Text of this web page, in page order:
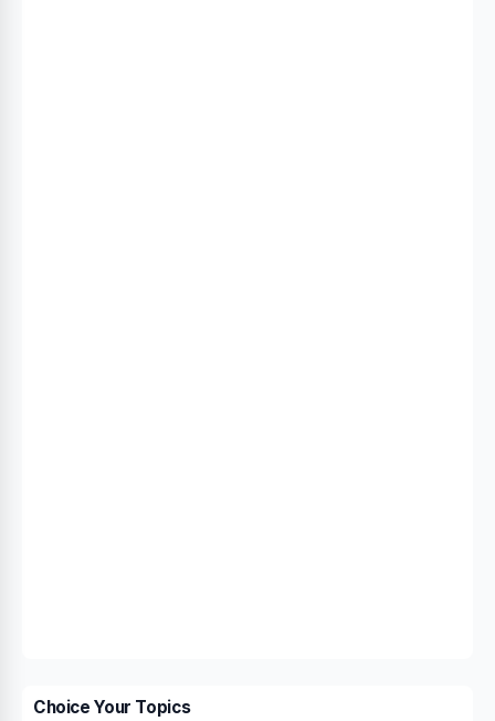
Choice Your Topics